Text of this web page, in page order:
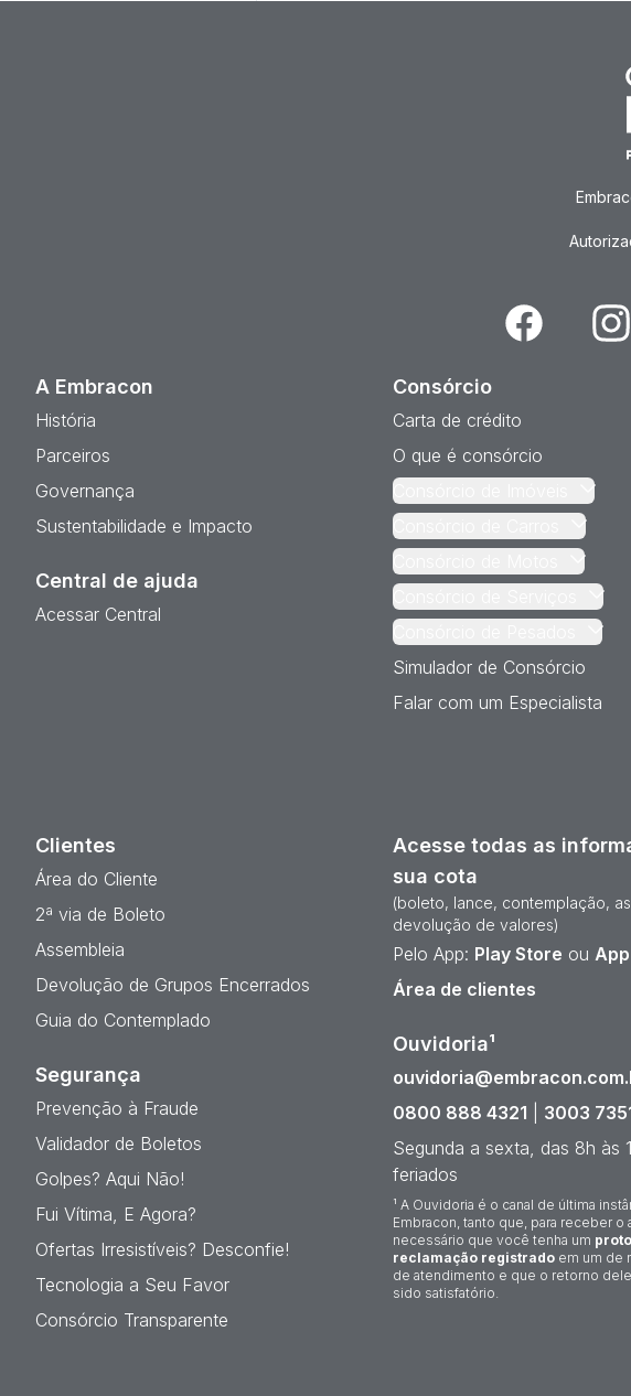
Facebook
A Embracon
História
Parceiros
Governança
Sustentabilidade e Impacto
Central de ajuda
Acessar Central
Consórcio
Carta de crédito
O que é consórcio
Simulador de Consórcio
Falar com um Especialista
Clientes
Área do Cliente
2ª via de Boleto
Assembleia
Devolução de Grupos Encerrados
Guia do Contemplado
Segurança
Prevenção à Fraude
Validador de Boletos
Golpes? Aqui Não!
Fui Vítima, E Agora?
Ofertas Irresistíveis? Desconfie!
Tecnologia a Seu Favor
Consórcio Transparente
Acesse todas as
sua cota
(boleto, lance, contemplação,
devolução de valores)
Pelo App: Play Store ou
Área de clientes
Ouvidoria¹
0800 888 4321
3003
Segunda a sexta, das 8h às
feriados
¹ A Ouvidoria é o canal de última
Embracon, tanto que, para receber o
necessário que você tenha um
reclamação registrado em um de
de atendimento e que o retorno
sido satisfatório.